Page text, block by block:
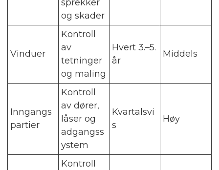
sprekker
og skader
Vinduer
Kontroll
av
tetninger
og maling
Hvert 3.–5.
år
Middels
Inngangs
partier
Kontroll
av dører,
låser og
adgangss
ystem
Kvartalsvi
s
Høy
Kontroll